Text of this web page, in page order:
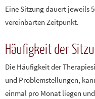
Eine Sitzung dauert jeweils
vereinbarten Zeitpunkt.
Häufigkeit der
Die Häufigkeit der
und Problemstellungen,
einmal pro Monat liegen